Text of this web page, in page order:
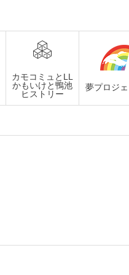
カモコミュとLL
かもいけと鴨池
ヒストリー
夢プロジェ